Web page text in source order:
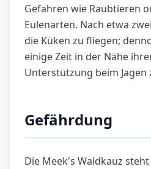
Gefahren wie Raubtieren
Eulenarten. Nach etwa
die Küken zu fliegen;
einige Zeit in der Nähe
Unterstützung beim Jagen
Gefährdung
Die Meek's Waldkauz